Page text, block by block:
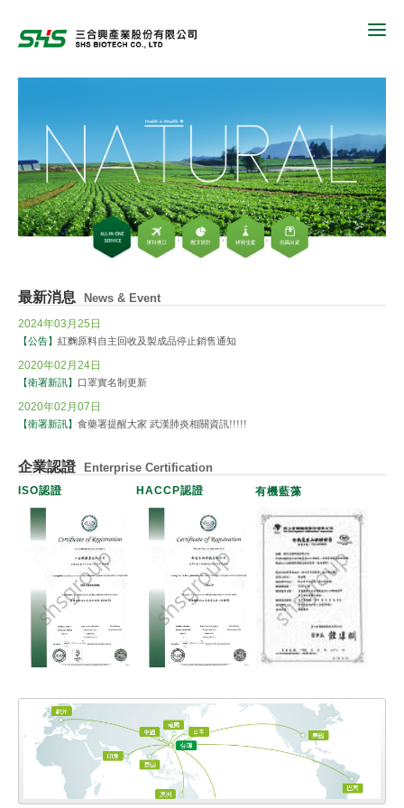
最新消息 News & Event
2024年03月25日
【公告】 紅麴原料自主回收及製成品停止銷售通知
2020年02月24日
【衛署新訊】 口罩實名制更新
2020年02月07日
【衛署新訊】 食藥署提醒大家 武漢肺炎相關資訊!!!!!
企業認證 Enterprise Certification
ISO認證 HACCP認證 有機藍藻